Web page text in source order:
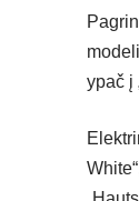
ypač į